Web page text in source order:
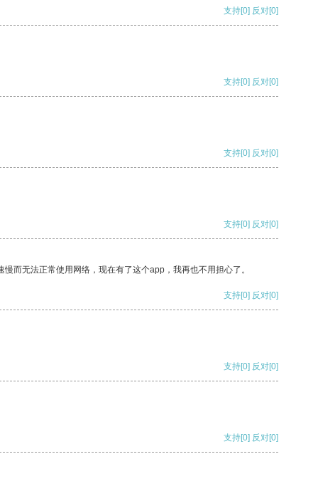
支持[0] 反对[0]
支持[0] 反对[0]
支持[0] 反对[0]
支持[0] 反对[0]
而无法正常使用网络，现在有了这个app，我再也不用担心了。
支持[0] 反对[0]
支持[0] 反对[0]
支持[0] 反对[0]